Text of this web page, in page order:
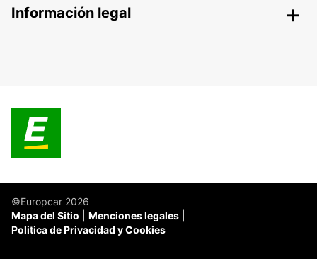
Información legal
©Europcar 2026
Mapa del Sitio
Menciones legales
Politica de Privacidad y Cookies